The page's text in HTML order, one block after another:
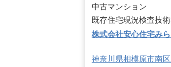
中古マンション
既存住宅現況検査技
株式会社安心住宅みら
神奈川県相模原市南